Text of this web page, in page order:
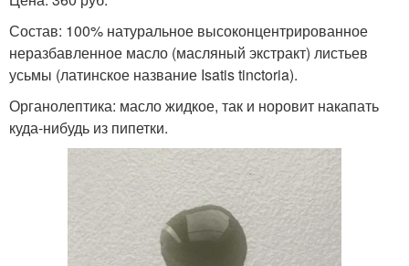
Состав: 100% натуральное высоконцентрированное
неразбавленное масло (масляный экстракт) листьев
усьмы (латинское название Isatis tinctoria).
Органолептика: масло жидкое, так и норовит накапать
куда-нибудь из пипетки.